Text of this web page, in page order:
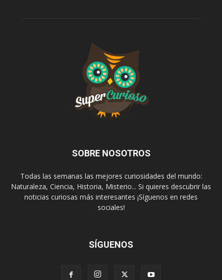
SOBRE NOSOTROS
Todas las semanas las mejores curiosidades del mundo:
Naturaleza, Ciencia, Historia, Misterio... Si quieres descubrir las
noticias curiosas más interesantes ¡Síguenos en redes
sociales!
SÍGUENOS